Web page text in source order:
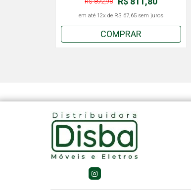
em até 12x de R$ 67,65 sem juros
COMPRAR